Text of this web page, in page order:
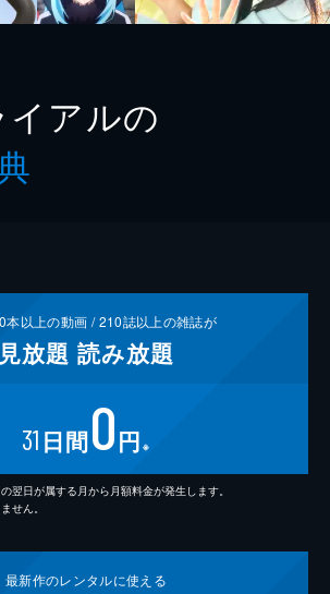
アルの
本以上の動画 /210誌以上の雑誌が
見放題 読み放題
31 日間0円 ※
翌日が属する月から月額料金が発生します。
せん。
最新作のレンタルに使える